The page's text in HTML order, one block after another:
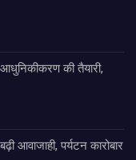
की तैयारी,
आवाजाही, पर्यटन कारोबार